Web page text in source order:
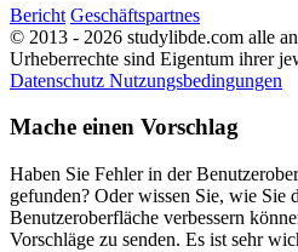
Bericht Geschäftspartnes
© 2013 - 2026 studylibde.com alle
Urheberrechte sind Eigentum ihrer
Datenschutz Nutzungsbedingungen
Mache einen Vorschlag
Haben Sie Fehler in der
gefunden? Oder wissen Sie, wie Sie
Benutzeroberfläche verbessern
Vorschläge zu senden. Es ist sehr